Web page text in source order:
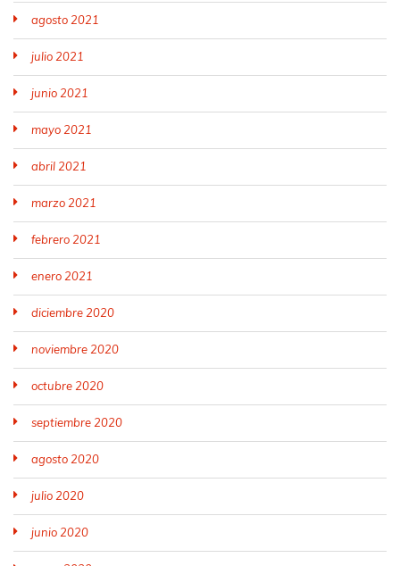
agosto 2021
julio 2021
junio 2021
mayo 2021
abril 2021
marzo 2021
febrero 2021
enero 2021
diciembre 2020
noviembre 2020
octubre 2020
septiembre 2020
agosto 2020
julio 2020
junio 2020